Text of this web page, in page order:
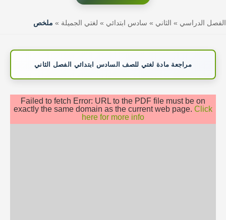
الفصل الدراسي » الثاني » سادس ابتدائي » لغتي الجميلة » ملخص
مراجعة مادة لغتي للصف السادس ابتدائي الفصل الثاني
Failed to fetch Error: URL to the PDF file must be on
exactly the same domain as the current web page. Click
here for more info